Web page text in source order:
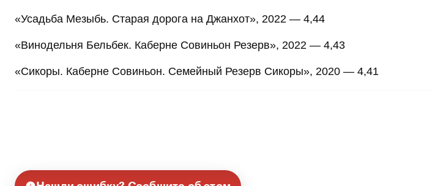
«Усадьба Мезыбь. Старая дорога на Джанхот», 2022 — 4,44
«Винодельня Бельбек. Каберне Совиньон Резерв», 2022 — 4,43
«Сикоры. Каберне Совиньон. Семейный Резерв Сикоры», 2020 — 4,41